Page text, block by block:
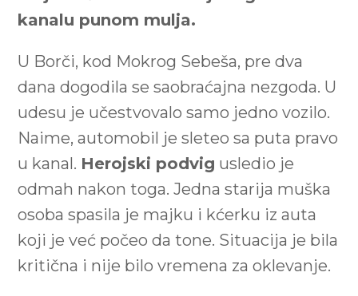
kanalu punom mulja.
U Borči, kod Mokrog Sebeša, pre dva
dana dogodila se saobraćajna nezgoda. U
udesu je učestvovalo samo jedno vozilo.
Naime, automobil je sleteo sa puta pravo
u kanal. Herojski podvig usledio je
odmah nakon toga. Jedna starija muška
osoba spasila je majku i kćerku iz auta
koji je već počeo da tone. Situacija je bila
kritična i nije bilo vremena za oklevanje.